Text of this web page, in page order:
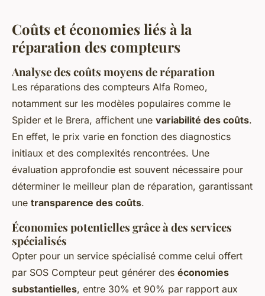
Coûts et économies liés à la
réparation des compteurs
Analyse des coûts moyens de réparation
Les réparations des compteurs Alfa Romeo,
notamment sur les modèles populaires comme le
Spider et le Brera, affichent une variabilité des coûts.
En effet, le prix varie en fonction des diagnostics
initiaux et des complexités rencontrées. Une
évaluation approfondie est souvent nécessaire pour
déterminer le meilleur plan de réparation, garantissant
une transparence des coûts.
Économies potentielles grâce à des services
spécialisés
Opter pour un service spécialisé comme celui offert
par SOS Compteur peut générer des économies
substantielles, entre 30% et 90% par rapport aux